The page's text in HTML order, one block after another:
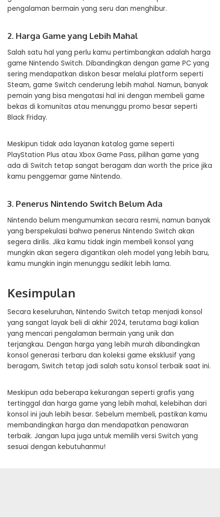
pengalaman bermain yang seru dan menghibur.
2. Harga Game yang Lebih Mahal
Salah satu hal yang perlu kamu pertimbangkan adalah harga
game Nintendo Switch. Dibandingkan dengan game PC yang
sering mendapatkan diskon besar melalui platform seperti
Steam, game Switch cenderung lebih mahal. Namun, banyak
pemain yang bisa mengatasi hal ini dengan membeli game
bekas di komunitas atau menunggu promo besar seperti
Black Friday.
Meskipun tidak ada layanan katalog game seperti
PlayStation Plus atau Xbox Game Pass, pilihan game yang
ada di Switch tetap sangat beragam dan worth the price jika
kamu penggemar game Nintendo.
3. Penerus Nintendo Switch Belum Ada
Nintendo belum mengumumkan secara resmi, namun banyak
yang berspekulasi bahwa penerus Nintendo Switch akan
segera dirilis. Jika kamu tidak ingin membeli konsol yang
mungkin akan segera digantikan oleh model yang lebih baru,
kamu mungkin ingin menunggu sedikit lebih lama.
Kesimpulan
Secara keseluruhan, Nintendo Switch tetap menjadi konsol
yang sangat layak beli di akhir 2024, terutama bagi kalian
yang mencari pengalaman bermain yang unik dan
terjangkau. Dengan harga yang lebih murah dibandingkan
konsol generasi terbaru dan koleksi game eksklusif yang
beragam, Switch tetap jadi salah satu konsol terbaik saat ini.
Meskipun ada beberapa kekurangan seperti grafis yang
tertinggal dan harga game yang lebih mahal, kelebihan dari
konsol ini jauh lebih besar. Sebelum membeli, pastikan kamu
membandingkan harga dan mendapatkan penawaran
terbaik. Jangan lupa juga untuk memilih versi Switch yang
sesuai dengan kebutuhanmu!